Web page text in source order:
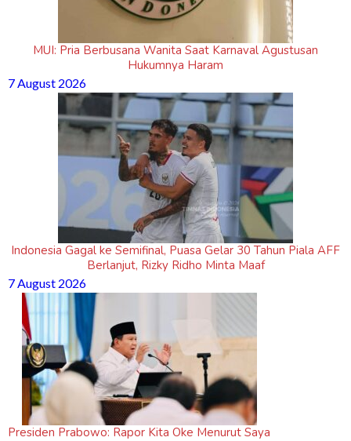
MUI: Pria Berbusana Wanita Saat Karnaval Agustusan
Hukumnya Haram
7 August 2026
Indonesia Gagal ke Semifinal, Puasa Gelar 30 Tahun Piala AFF
Berlanjut, Rizky Ridho Minta Maaf
7 August 2026
Presiden Prabowo: Rapor Kita Oke Menurut Saya